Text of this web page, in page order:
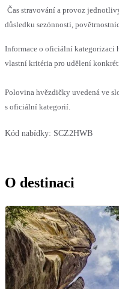
Čas stravování a provoz
důsledku sezónnosti,
Informace o oficiální kategorizaci
vlastní kritéria pro udělení
Polovina hvězdičky uvedená ve
s oficiální kategorií.
Kód nabídky: SCZ2HWB
O destinaci